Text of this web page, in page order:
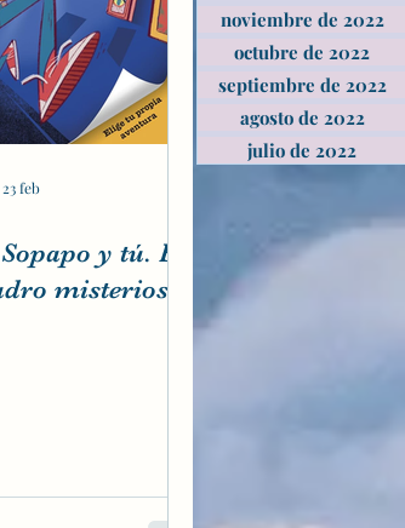
y tú. El
misterioso
23 feb
noviembre de 2022
octubre de 2022
septiembre de 2022
agosto de 2022
julio de 2022